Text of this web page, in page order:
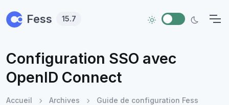
Fess 15.7
Configuration SSO avec
OpenID Connect
Accueil Archives
Guide de configuration Fess